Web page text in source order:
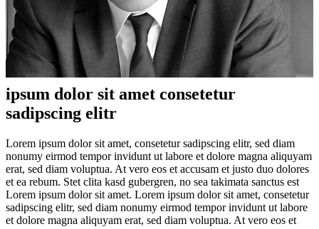
ipsum dolor sit amet consetetur
sadipscing elitr
Lorem ipsum dolor sit amet, consetetur sadipscing elitr, sed diam
nonumy eirmod tempor invidunt ut labore et dolore magna aliquyam
erat, sed diam voluptua. At vero eos et accusam et justo duo dolores
et ea rebum. Stet clita kasd gubergren, no sea takimata sanctus est
Lorem ipsum dolor sit amet. Lorem ipsum dolor sit amet, consetetur
sadipscing elitr, sed diam nonumy eirmod tempor invidunt ut labore
et dolore magna aliquyam erat, sed diam voluptua. At vero eos et